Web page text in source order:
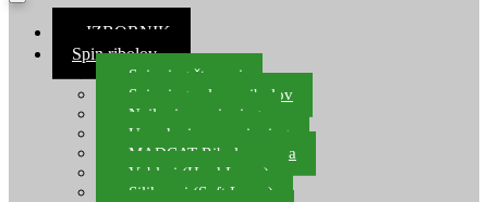
≡ IZBORNIK
Spin ribolov
Spinning štapovi
Spinning role za ribolov
Najloni za spinning
Upredenice za spinning
MADCAT Ribolov soma
Vobleri (Hard Lures)
Silikonci (Soft Lures)